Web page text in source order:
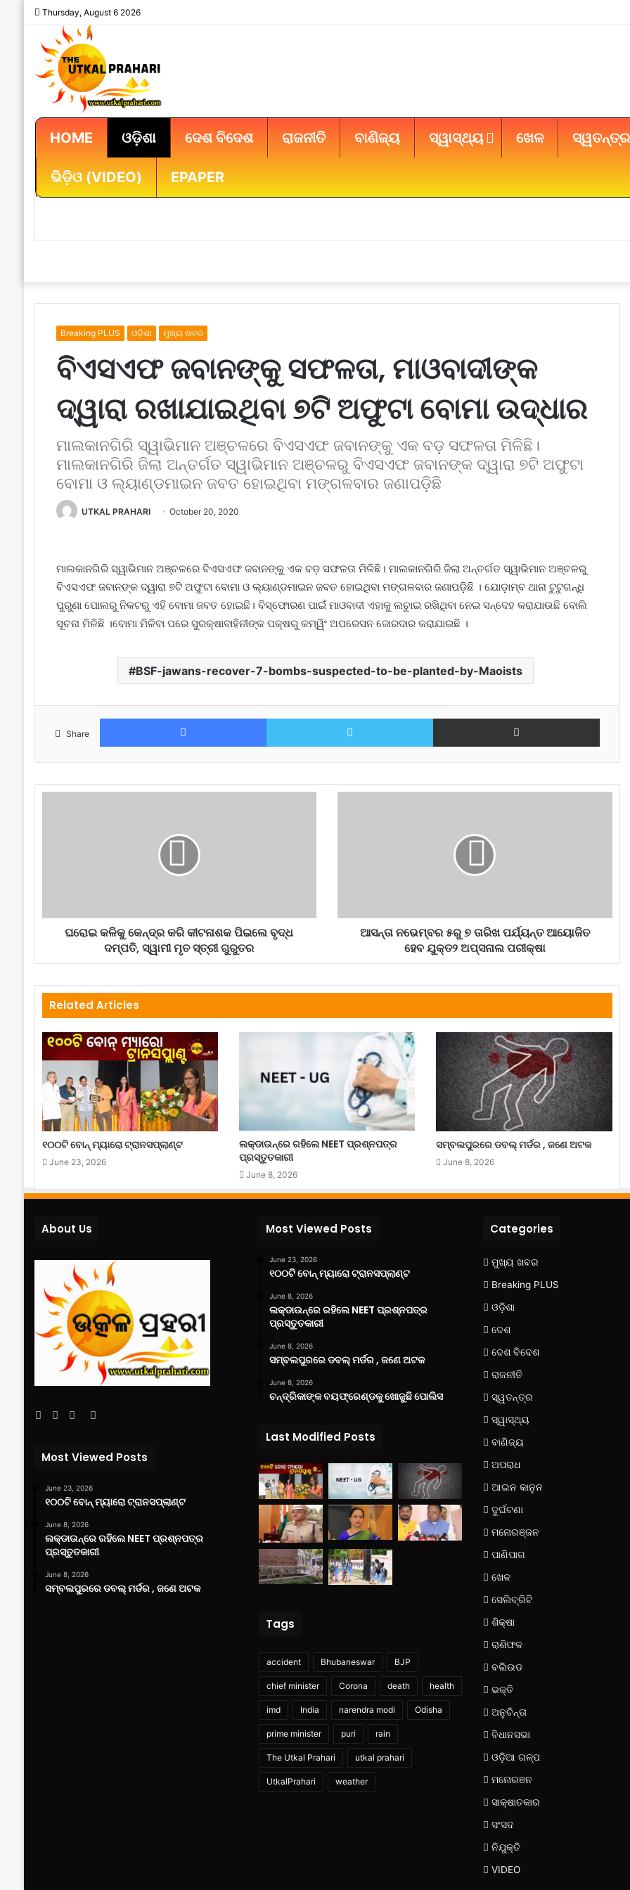
Thursday, August 6 2026
HOME ଓଡ଼ିଶା ଦେଶ ବିଦେଶ ରାଜନୀତି ବାଣିଜ୍ୟ ସ୍ୱାସ୍ଥ୍ୟ ଖେଳ ସ୍ୱତନ୍ତ୍ର
ଭିଡ଼ିଓ (VIDEO) EPAPER
Breaking PLUS ଓଡ଼ିଶା ମୁଖ୍ୟ ଖବର
ବିଏସଏଫ ଜବାନଙ୍କୁ ସଫଳତା, ମାଓବାଦୀଙ୍କ
ଦ୍ୱାରା ରଖାଯାଇଥିବା ୭ଟି ଅଫୁଟା ବୋମା ଉଦ୍ଧାର
ମାଲକାନଗିରି ସ୍ୱାଭିମାନ ଅଞ୍ଚଳରେ ବିଏସଏଫ ଜବାନଙ୍କୁ ଏକ ବଡ଼ ସଫଳତା ମିଳିଛି।
ମାଲକାନଗିରି ଜିଲା ଅନ୍ତର୍ଗତ ସ୍ୱାଭିମାନ ଅଞ୍ଚଳରୁ ବିଏସଏଫ ଜବାନଙ୍କ ଦ୍ୱାରା ୭ଟି ଅଫୁଟା
ବୋମା ଓ ଲ୍ୟାଣ୍ଡମାଇନ ଜବତ ହୋଇଥିବା ମଙ୍ଗଳବାର ଜଣାପଡ଼ିଛି
UTKAL PRAHARI October 20, 2020
ମାଲକାନଗିରି ସ୍ୱାଭିମାନ ଅଞ୍ଚଳରେ ବିଏସଏଫ ଜବାନଙ୍କୁ ଏକ ବଡ଼ ସଫଳତା ମିଳିଛି। ମାଲକାନଗିରି ଜିଲା ଅନ୍ତର୍ଗତ ସ୍ୱାଭିମାନ ଅଞ୍ଚଳରୁ
ବିଏସଏଫ ଜବାନଙ୍କ ଦ୍ୱାରା ୭ଟି ଅଫୁଟା ବୋମା ଓ ଲ୍ୟାଣ୍ଡମାଇନ ଜବତ ହୋଇଥିବା ମଙ୍ଗଳବାର ଜଣାପଡ଼ିଛି । ଯୋଡ଼ାମ୍ବ ଥାନା ଟୁଟୁଗନ୍ଧି
ପୁରୁଣା ପୋଲରୁ ନିକଟରୁ ଏହି ବୋମା ଜବତ ହୋଇଛି। ବିସ୍ଫୋରଣ ପାଇଁ ମାଓବାଦୀ ଏହାକୁ ଲଚୁାଇ ରଖିଥିବା ନେଇ ସନ୍ଦେହ କରାଯାଉଛି ବୋଲି
ସୂଚନା ମିଳିଛି ।ବୋମା ମିଳିବା ପରେ ସୁରକ୍ଷାବାହିନୀଙ୍କ ପକ୍ଷରୁ କମ୍ୱିଂ ଅପରେସନ ଜୋରଦାର କରାଯାଇଛି ।
BSF-jawans-recover-7-bombs-suspected-to-be-planted-by-Maoists
Share
Facebook Twitter Share via Email
ଘରୋଇ କଳିକୁ କେନ୍ଦ୍ର କରି କୀଟନାଶକ ପିଇଲେ ବୃଦ୍ଧ
ଦମ୍ପତି, ସ୍ୱାମୀ ମୃତ ସ୍ତ୍ରୀ ଗୁରୁତର
ଆସନ୍ତା ନଭେମ୍ବର ୫ରୁ ୭ ତାରିଖ ପର୍ଯ୍ୟନ୍ତ ଆୟୋଜିତ
ହେବ ଯୁକ୍ତ୨ ଅପ୍ସନାଲ ପରୀକ୍ଷା
Related Articles
୧୦୦ଟି ବୋନ୍ ମ୍ୟାରୋ ଟ୍ରାନସପ୍ଲାଣ୍ଟ
June 23, 2026
ଲକ୍‌ଡାଉନ୍‌ରେ ରହିଲେ NEET ପ୍ରଶ୍ନପତ୍ର
ପ୍ରସ୍ତୁତକାରୀ
June 8, 2026
ସମ୍ବଲପୁରରେ ଡବଲ୍ ମର୍ଡର , ଜଣେ ଅଟକ
June 8, 2026
About Us
Facebook
TwitterYouTube
Most Viewed Posts
June 23, 2026
୧୦୦ଟି ବୋନ୍ ମ୍ୟାରୋ ଟ୍ରାନସପ୍ଲାଣ୍ଟ
June 8, 2026
ଲକ୍‌ଡାଉନ୍‌ରେ ରହିଲେ NEET ପ୍ରଶ୍ନପତ୍ର
ପ୍ରସ୍ତୁତକାରୀ
June 8, 2026
ସମ୍ବଲପୁରରେ ଡବଲ୍ ମର୍ଡର , ଜଣେ ଅଟକ
Most Viewed Posts
June 23, 2026
୧୦୦ଟି ବୋନ୍ ମ୍ୟାରୋ ଟ୍ରାନସପ୍ଲାଣ୍ଟ
June 8, 2026
ଲକ୍‌ଡାଉନ୍‌ରେ ରହିଲେ NEET ପ୍ରଶ୍ନପତ୍ର
ପ୍ରସ୍ତୁତକାରୀ
June 8, 2026
ସମ୍ବଲପୁରରେ ଡବଲ୍ ମର୍ଡର , ଜଣେ ଅଟକ
June 8, 2026
ଚନ୍ଦ୍ରିକାଙ୍କ ବୟଫ୍ରେଣ୍ଡକୁ ଖୋଜୁଛି ପୋଲିସ
Last Modified Posts
Tags
accident Bhubaneswar BJP
chief minister Corona death health
imd India narendra modi Odisha
prime minister puri rain
The Utkal Prahari utkal prahari
UtkalPrahari weather
Categories
ମୁଖ୍ୟ ଖବର
Breaking PLUS
ଓଡ଼ିଶା
ଦେଶ
ଦେଶ ବିଦେଶ
ରାଜନୀତି
ସ୍ୱତନ୍ତ୍ର
ସ୍ୱାସ୍ଥ୍ୟ
ବାଣିଜ୍ୟ
ଅପରାଧ
ଆଇନ କାନୁନ
ଦୁର୍ଘଟଣା
ମନୋରଞ୍ଜନ
ପାଣିପାଗ
ଖେଳ
ସେଲିବ୍ରିଟି
ଶିକ୍ଷା
ରାଶିଫଳ
ବଲିଉଡ
ଭକ୍ତି
ଅନୁଚିନ୍ତା
ବିଧାନସଭା
ଓଡ଼ିଆ ଗଳ୍ପ
ମନୋରଞନ
ସାକ୍ଷାତକାର
ସଂସଦ
ନିଯୁକ୍ତି
VIDEO